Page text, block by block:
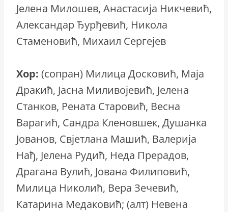
Јелена Милошев, Анастасија Никчевић,
Александар Ђурђевић, Никола
Стаменовић, Михаил Сергејев
Хор: (сопран) Милица Досковић, Маја
Дракић, Јасна Миливојевић, Јелена
Станков, Рената Старовић, Весна
Варагић, Сандра Кленовшек, Душанка
Јованов, Свјетлана Машић, Валерија
Нађ, Јелена Рудић, Неда Прерадов,
Драгана Вулић, Јована Филиповић,
Милица Николић, Вера Зечевић,
Катарина Медаковић; (алт) Невена